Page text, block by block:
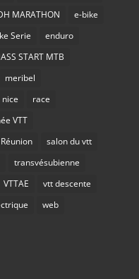
MARATHON
e-bike
Serie
enduro
START MTB
meribel
nice
race
VTT
Réunion
salon du vtt
transvésubienne
VTTAE
vtt descente
web